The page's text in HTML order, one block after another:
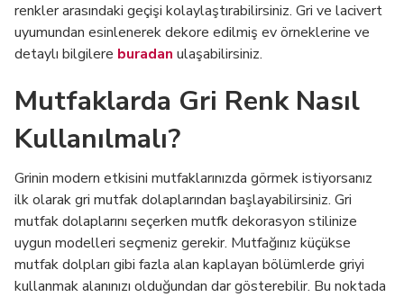
renkler arasındaki geçişi kolaylaştırabilirsiniz. Gri ve lacivert
uyumundan esinlenerek dekore edilmiş ev örneklerine ve
detaylı bilgilere buradan ulaşabilirsiniz.
Mutfaklarda Gri Renk Nasıl
Kullanılmalı?
Grinin modern etkisini mutfaklarınızda görmek istiyorsanız
ilk olarak gri mutfak dolaplarından başlayabilirsiniz. Gri
mutfak dolaplarını seçerken mutfk dekorasyon stilinize
uygun modelleri seçmeniz gerekir. Mutfağınız küçükse
mutfak dolpları gibi fazla alan kaplayan bölümlerde griyi
kullanmak alanınızı olduğundan dar gösterebilir. Bu noktada